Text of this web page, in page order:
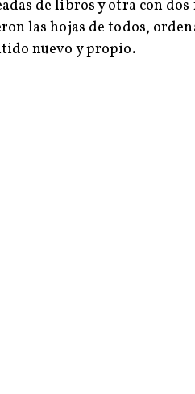
de libros y otra con
las hojas de todos,
nuevo y propio.